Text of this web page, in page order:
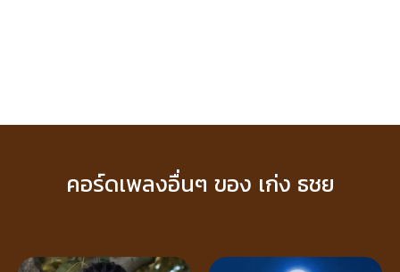
คอร์ดเพลงอื่นๆ ของ เก่ง ธชย